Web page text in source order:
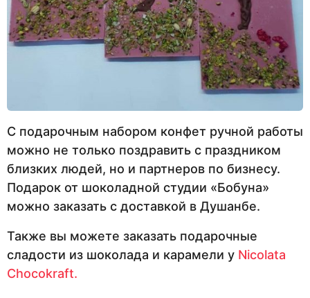
С подарочным набором конфет ручной работы
можно не только поздравить с праздником
близких людей, но и партнеров по бизнесу.
Подарок от шоколадной студии «Бобуна»
можно заказать с доставкой в Душанбе.
Также вы можете заказать подарочные
сладости из шоколада и карамели у Nicolata
Chocokraft.